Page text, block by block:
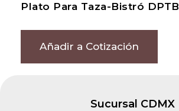
Plato Para Taza-Bistró
Añadir a Cotización
Sucursal CDMX